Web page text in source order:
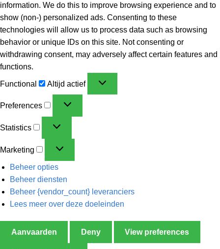
information. We do this to improve browsing experience and to
show (non-) personalized ads. Consenting to these
technologies will allow us to process data such as browsing
behavior or unique IDs on this site. Not consenting or
withdrawing consent, may adversely affect certain features and
functions.
Functional Altijd actief
Preferences
Statistics
Marketing
Beheer opties
Beheer diensten
Beheer {vendor_count} leveranciers
Lees meer over deze doeleinden
Aanvaarden Deny View preferences